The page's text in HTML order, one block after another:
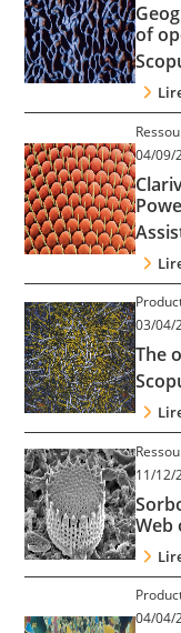
of
04/09/
03/04/
The
11/12/
Web
04/04/